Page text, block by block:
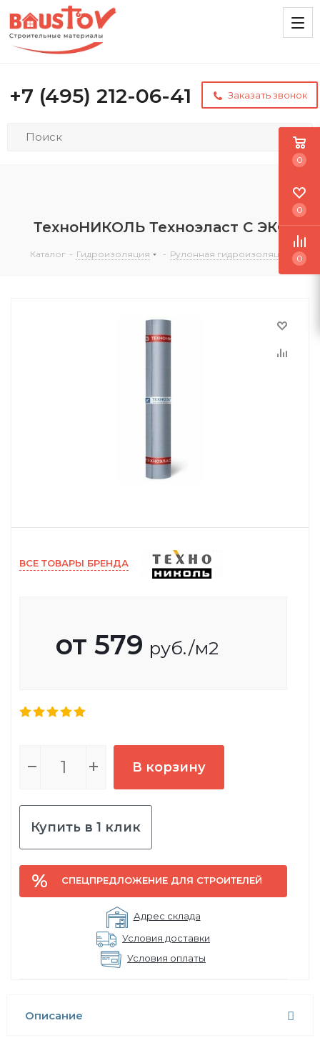
+7 (495) 212-06-41 Заказать звонок
ТехноНИКОЛЬ Техноэласт С ЭКС
Каталог - Гидроизоляция - Рулонная гидроизоляция
ВСЕ ТОВАРЫ БРЕНДА
от 579 руб./м2
В корзину
Купить в 1 клик
СПЕЦПРЕДЛОЖЕНИЕ ДЛЯ СТРОИТЕЛЕЙ
Адрес склада
Условия доставки
Условия оплаты
Описание
0
0
0